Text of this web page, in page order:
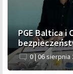
PGE Baltica i
0 |06 sierpnia